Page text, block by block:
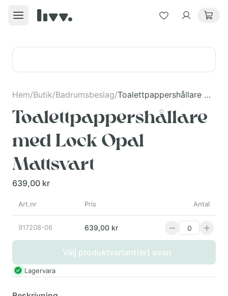
Hem/Butik/Badrumsbeslag/ Toalettpappershållare med Lock Opal Mattsvart
Toalettpappershållare
med Lock Opal
Mattsvart
639,00 kr
Art.nr Pris Antal
917208-06 639,00 kr
Välj produktvariant(er) ovan
Lagervara